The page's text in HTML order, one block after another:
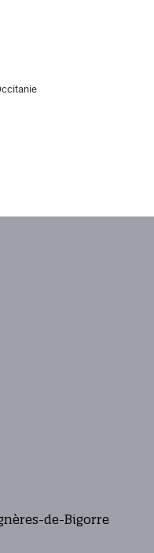
de-Bigorre